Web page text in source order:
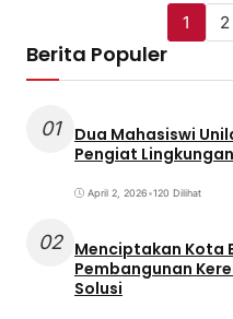
1 2
Berita Populer
01
Dua Mahasiswi
Pengiat
April 2, 2026•120 Dilihat
02 Menciptakan Kota
Pembangunan
Solusi